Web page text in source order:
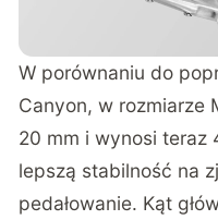
W porównaniu do
Canyon, w rozmiarze
20 mm i wynosi teraz
lepszą stabilność na
pedałowanie. Kąt